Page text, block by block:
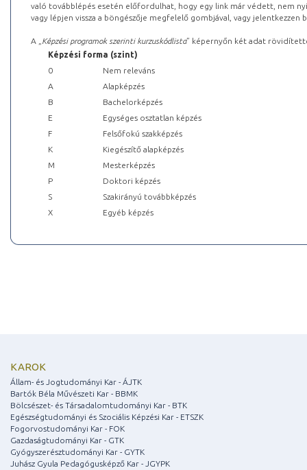
való továbblépés esetén előfordulhat, hogy egy link már védett, nem
vagy lépjen vissza a böngészője megfelelő gombjával, vagy
A „ Képzési programok szerinti kurzuskódlista” képernyőn két adat
Képzési forma (szint)
0
Nem releváns
A
Alapképzés
B
Bachelorképzés
E
Egységes osztatlan képzés
F
Felsőfokú szakképzés
K
Kiegészítő alapképzés
M
Mesterképzés
P
Doktori képzés
S
Szakirányú továbbképzés
X
Egyéb képzés
KAROK
Állam- és Jogtudományi Kar - ÁJTK
Bartók Béla Művészeti Kar - BBMK
Bölcsészet- és Társadalomtudományi Kar - BTK
Egészségtudományi és Szociális Képzési Kar - ETSZK
Fogorvostudományi Kar - FOK
Gazdaságtudományi Kar - GTK
Gyógyszerésztudományi Kar - GYTK
Juhász Gyula Pedagógusképző Kar - JGYPK